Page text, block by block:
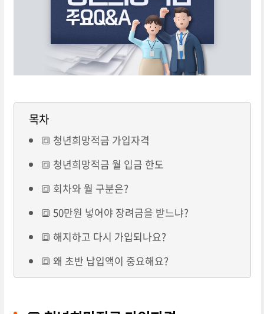
목차
🔳 청년희망적금 가입자격
🔳 청년희망적금 월 입금 한도
🔳 회차와 월 구분은?
🔳 50만원 넣어야 장려금을 받느냐?
🔳 해지하고 다시 가입되나요?
🔳 왜 초반 납입액이 중요해요?